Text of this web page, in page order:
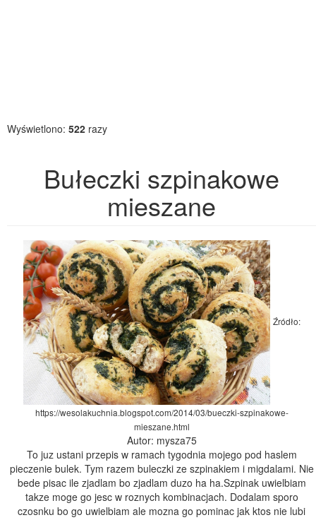
Wyświetlono: 522 razy
Bułeczki szpinakowe
mieszane
Źródło:
https://wesolakuchnia.blogspot.com/2014/03/bueczki-szpinakowe-
mieszane.html
Autor: mysza75
To juz ustani przepis w ramach tygodnia mojego pod haslem
pieczenie bulek. Tym razem buleczki ze szpinakiem i migdalami. Nie
bede pisac ile zjadlam bo zjadlam duzo ha ha.Szpinak uwielbiam
takze moge go jesc w roznych kombinacjach. Dodalam sporo
czosnku bo go uwielbiam ale mozna go pominac jak ktos nie lubi